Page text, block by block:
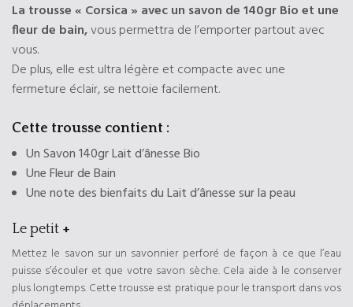
La trousse « Corsica » avec un savon de 140gr Bio et une
fleur de bain,vous permettra de l’emporter partout avec
vous.
De plus, elle est ultra légère et compacte avec une
fermeture éclair, se nettoie facilement.
Cette trousse contient :
Un Savon 140gr Lait d’ânesse Bio
Une Fleur de Bain
Une note des bienfaits du Lait d’ânesse sur la peau
Le petit +
Mettez le savon sur un savonnier perforé de façon à ce que l’eau
puisse s’écouler et que votre savon sèche. Cela aide à le conserver
plus longtemps. Cette trousse est pratique pour le transport dans vos